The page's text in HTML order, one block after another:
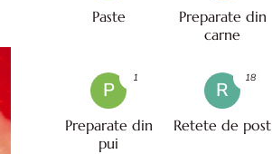
Paste
Preparate din
carne
P
Preparate din
pui
1
R
Retete de post
18